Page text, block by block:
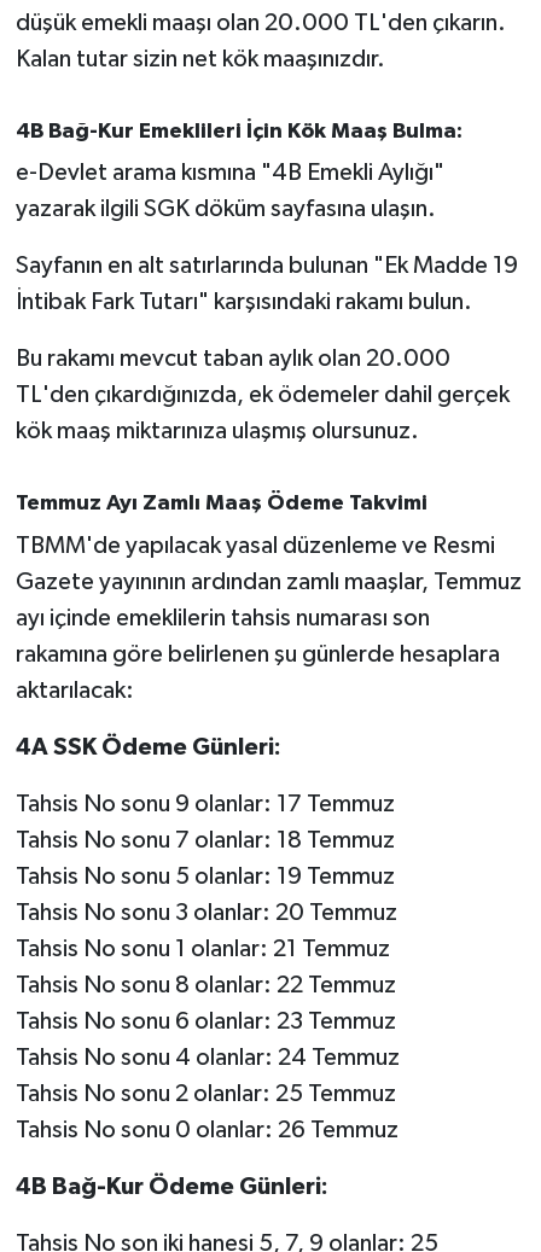
düşük emekli maaşı olan 20.000 TL'den çıkarın.
Kalan tutar sizin net kök maaşınızdır.
4B Bağ-Kur Emeklileri İçin Kök Maaş Bulma:
e-Devlet arama kısmına "4B Emekli Aylığı"
yazarak ilgili SGK döküm sayfasına ulaşın.
Sayfanın en alt satırlarında bulunan "Ek Madde 19
İntibak Fark Tutarı" karşısındaki rakamı bulun.
Bu rakamı mevcut taban aylık olan 20.000
TL'den çıkardığınızda, ek ödemeler dahil gerçek
kök maaş miktarınıza ulaşmış olursunuz.
Temmuz Ayı Zamlı Maaş Ödeme Takvimi
TBMM'de yapılacak yasal düzenleme ve Resmi
Gazete yayınının ardından zamlı maaşlar, Temmuz
ayı içinde emeklilerin tahsis numarası son
rakamına göre belirlenen şu günlerde hesaplara
aktarılacak:
4A SSK Ödeme Günleri:
Tahsis No sonu 9 olanlar: 17 Temmuz
Tahsis No sonu 7 olanlar: 18 Temmuz
Tahsis No sonu 5 olanlar: 19 Temmuz
Tahsis No sonu 3 olanlar: 20 Temmuz
Tahsis No sonu 1 olanlar: 21 Temmuz
Tahsis No sonu 8 olanlar: 22 Temmuz
Tahsis No sonu 6 olanlar: 23 Temmuz
Tahsis No sonu 4 olanlar: 24 Temmuz
Tahsis No sonu 2 olanlar: 25 Temmuz
Tahsis No sonu 0 olanlar: 26 Temmuz
4B Bağ-Kur Ödeme Günleri:
Tahsis No son iki hanesi 5, 7, 9 olanlar: 25